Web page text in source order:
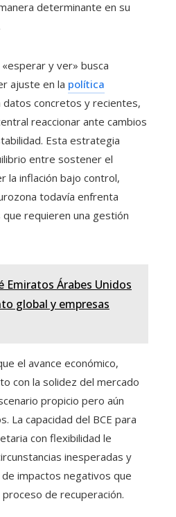
determinante en su
y ver» busca
ajuste en la política
datos concretos y recientes,
reaccionar ante cambios
Esta estrategia
entre sostener el
la inflación bajo control,
todavía enfrenta
requieren una gestión
Emiratos Árabes Unidos
global y empresas
el avance económico,
con la solidez del mercado
propicio pero aún
La capacidad del BCE para
con flexibilidad le
inesperadas y
impactos negativos que
de recuperación.